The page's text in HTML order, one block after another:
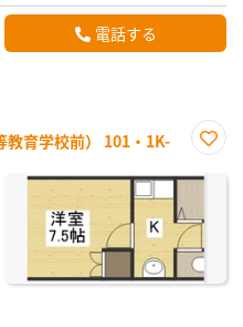
電話する
教育学校前） 101・1K-
に入